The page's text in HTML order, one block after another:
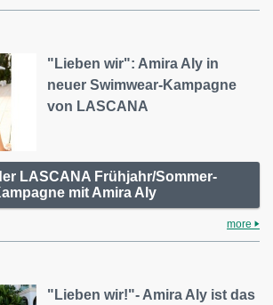
"Lieben wir": Amira Aly in
neuer Swimwear-Kampagne
von LASCANA
LASCANA Frühjahr/Sommer-
mit Amira Aly
more
"Lieben wir!"- Amira Aly ist das